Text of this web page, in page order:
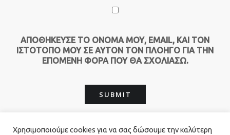
ΑΠΟΘΉΚΕΥΣΕ ΤΟ ΌΝΟΜΆ ΜΟΥ, EMAIL, ΚΑΙ ΤΟΝ
ΙΣΤΌΤΟΠΟ ΜΟΥ ΣΕ ΑΥΤΌΝ ΤΟΝ ΠΛΟΗΓΌ ΓΙΑ ΤΗΝ
ΕΠΌΜΕΝΗ ΦΟΡΆ ΠΟΥ ΘΑ ΣΧΟΛΙΆΣΩ.
Χρησιμοποιούμε cookies για να σας δώσουμε την καλύτερη